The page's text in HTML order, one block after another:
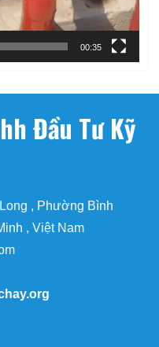
00:35
Đầu Tư Kỹ
, Phường Bình
, Việt Nam